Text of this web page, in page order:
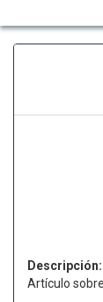
Descripción:
Artículo